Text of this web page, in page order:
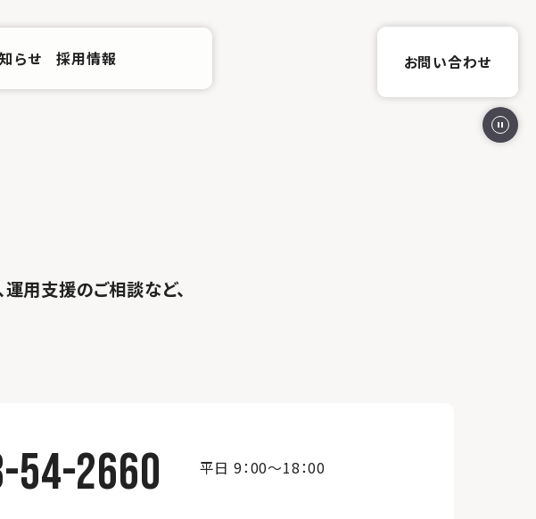
らせ 採用情報 お問い合わせ
用支援のご相談など、
54-2660 平日 9：00～18：00